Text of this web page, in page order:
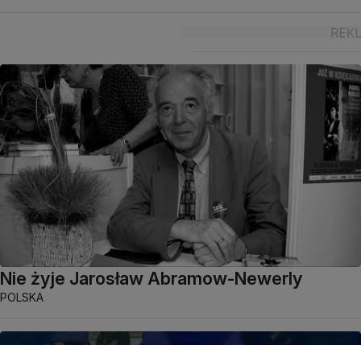
Nie żyje Jarosław Abramow-Newerly
POLSKA